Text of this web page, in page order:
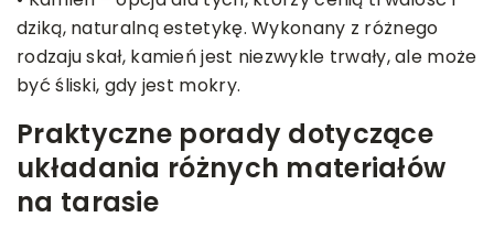
dziką, naturalną estetykę. Wykonany z różnego
rodzaju skał, kamień jest niezwykle trwały, ale może
być śliski, gdy jest mokry.
Praktyczne porady dotyczące
układania różnych materiałów
na tarasie